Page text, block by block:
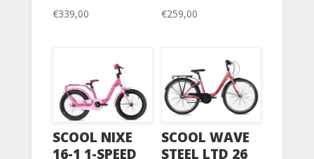
€339,00 €259,00
SCOOL NIXE
16-1 1-SPEED
SCOOL WAVE
STEEL LTD 26